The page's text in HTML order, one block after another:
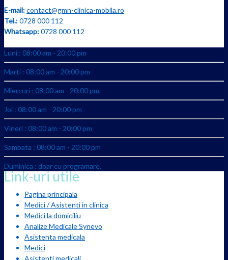
E-mail:contact@gmn-clinica-mobila.ro
Tel.:0728 000 112
Whatsapp:0728 000 112
Luni : 08:00 am - 20:00 pm
Marti : 08:00 am - 20:00 pm
Miercuri : 08:00 am - 20:00 pm
Joi : 08:00 am - 20:00 pm
Vineri : 08:00 am - 20:00 pm
Sambata : 08:00 am - 20:00 pm
Duminica : doar cu programare.
Link-uri utile
Pagina principala
Medici / Asistenti in clinica
Medici la domiciliu
Analize Medicale Synevo
Asistenta medicala
Medici
Asistenti medicali